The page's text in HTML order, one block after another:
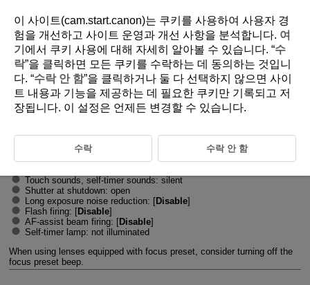
D180-085
Silent Shutter Function
Shutter mode: [Electronic]
Touch sounds, self-timer sounds: silent
Shutter at shutdown: open
Long exposure noise reduction: [Disable]
Flash firing: [Disable]
AF-assist beam firing: [Disable]
Self-timer lamp: not illuminated
When using lenses equipped with focus preset, consider turning off the
focus preset beep.
이 사이트(cam.start.canon)는 쿠키를 사용하여 사용자 경
험을 개선하고 사이트 운영과 개선 사항을 분석합니다. 여
기 에서 쿠키 사용에 대해 자세히 알아볼 수 있습니다. “수
락”을 클릭하면 모든 쿠키를 수락하는 데 동의하는 것입니
다. “수락 안 함”을 클릭하거나 둘 다 선택하지 않으면 사이
트 내용과 기능을 제공하는 데 필요한 쿠키만 기록되고 저
장됩니다. 이 설정은 언제든 변경할 수 있습니다.
수락 수락 안 함